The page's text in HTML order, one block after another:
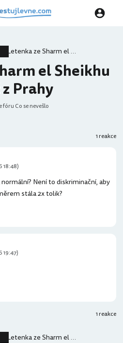
Letenka ze Sharm el Sheikhu 2x dražší než z Prahy
el Sheikhu
Prahy
fóru Co se nevešlo
1 reakce
Není to diskriminační, aby
stála 2x tolik?
18:48)
19:47)
1 reakce
Letenka ze Sharm el Sheikhu 2x dražší než z Prahy